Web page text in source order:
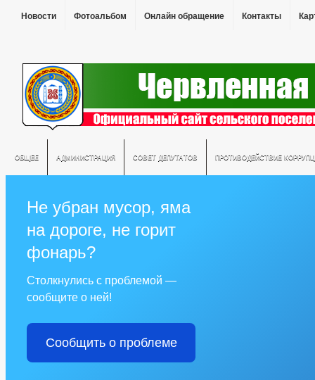
Новости Фотоальбом Онлайн обращение Контакты
ОБЩЕЕ АДМИНИСТРАЦИЯ СОВЕТ ДЕПУТАТОВ ПРОТИВОДЕЙСТВИЕ
Не убран мусор, яма
на дороге, не горит
фонарь?
Столкнулись с проблемой —
сообщите о ней!
Сообщить о проблеме